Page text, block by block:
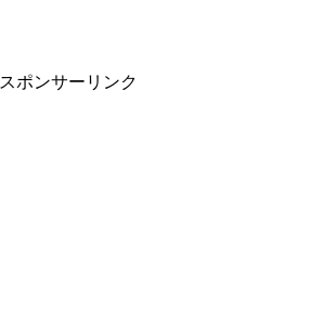
スポンサーリンク